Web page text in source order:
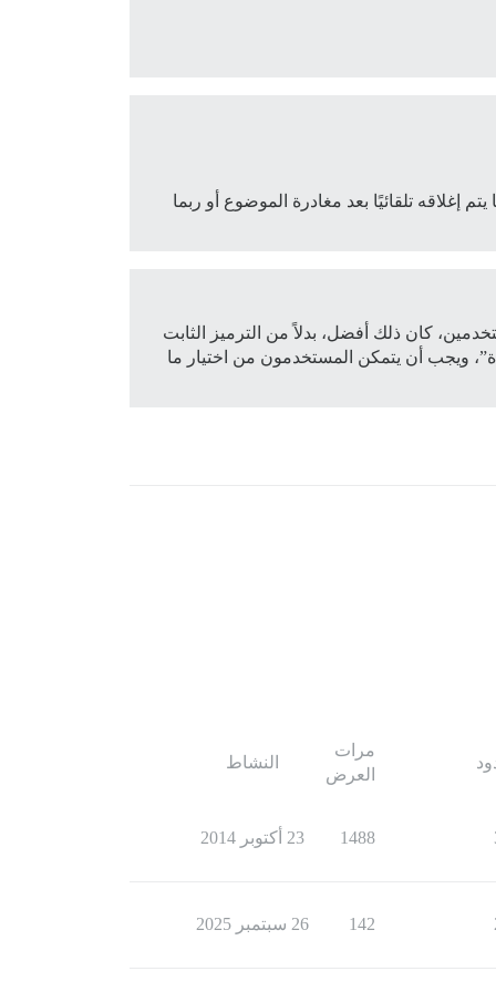
إغلاقه تلقائيًا بعد مغادرة الموضوع أو ربما
كان ذلك أفضل، بدلاً من الترميز الثابت
ويجب أن يتمكن المستخدمون من اختيار ما
مرات
العرض
النشاط
1488 23 أكتوبر 2014
142 26 سبتمبر 2025